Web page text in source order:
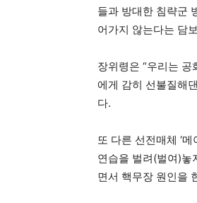
들과 방대한 침략군
어가지 않는다는 담
장위령은 “우리는
에게 감히 선불질해
다.
또 다른 선전매체 ‘
연습을 벌려(벌여)놓
면서 핵무장 원인을